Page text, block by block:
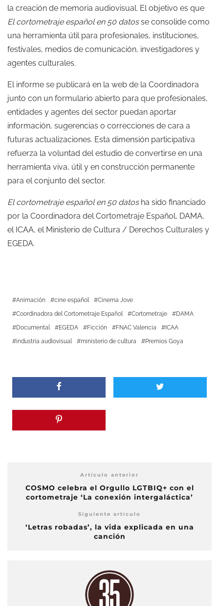
la creación de memoria audiovisual. El objetivo es que
El cortometraje español en 50 datosse consolide como
una herramienta útil para profesionales, instituciones,
festivales, medios de comunicación, investigadores y
agentes culturales.
El informe se publicará en la web de la Coordinadora
junto con un formulario abierto para que profesionales,
entidades y agentes del sector puedan aportar
información, sugerencias o correcciones de cara a
futuras actualizaciones. Esta dimensión participativa
refuerza la voluntad del estudio de convertirse en una
herramienta viva, útil y en construcción permanente
para el conjunto del sector.
El cortometraje español en 50 datosha sido financiado
por la Coordinadora del Cortometraje Español, DAMA,
el ICAA, el Ministerio de Cultura / Derechos Culturales y
EGEDA.
Animación cine español
Cinema Jove
Coordinadora del Cortometraje Español
Cortometraje
DAMA
Documental
EGEDA Ficción FNAC Valencia
ICAA
industria audiovisual
ministerio de cultura Premios Goya
Artículo anterior
COSMO celebra el Orgullo LGTBIQ+ con el
cortometraje ‘La conexión intergaláctica’
Siguiente artículo
‘Letras robadas’, la vida explicada en una
canción